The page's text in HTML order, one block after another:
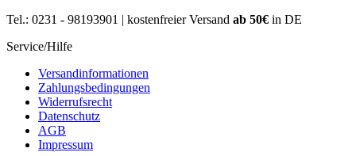
Tel.: 0231 - 98193901 | kostenfreier Versand ab 50€ in DE
Service/Hilfe
Versandinformationen
Zahlungsbedingungen
Widerrufsrecht
Datenschutz
AGB
Impressum